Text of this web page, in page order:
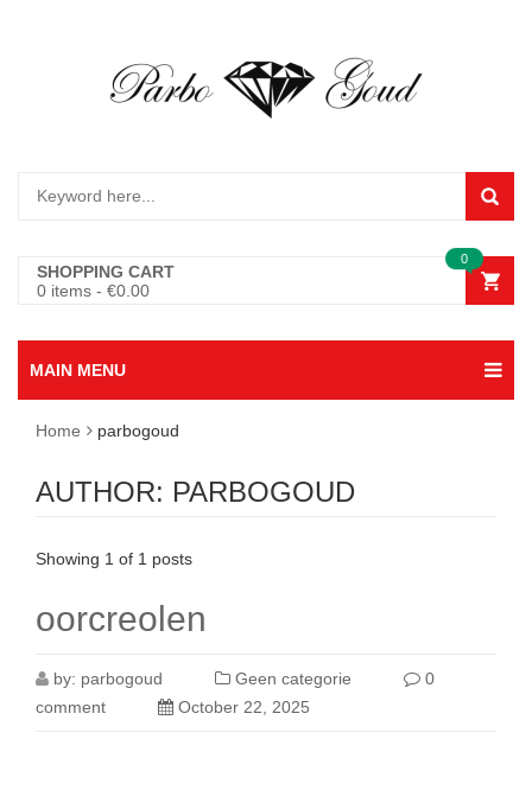
SHOPPING CART
0 items - €0.00
0
MAIN MENU
Home parbogoud
AUTHOR: PARBOGOUD
Showing 1 of 1 posts
oorcreolen
by: parbogoud Geen categorie
0
comment
October 22, 2025